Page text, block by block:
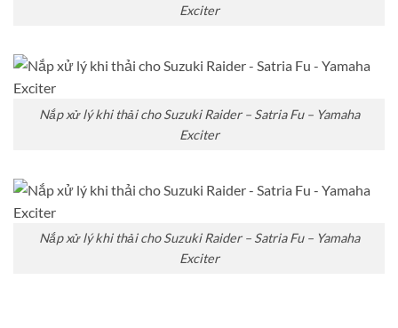
Exciter
Nắp xử lý khi thải cho Suzuki Raider – Satria Fu – Yamaha
Exciter
Nắp xử lý khi thải cho Suzuki Raider – Satria Fu – Yamaha
Exciter